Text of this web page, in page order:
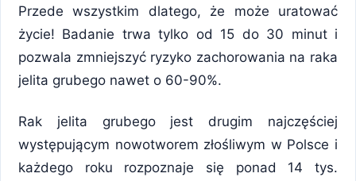
Przede wszystkim dlatego, że może uratować
życie! Badanie trwa tylko od 15 do 30 minut i
pozwala zmniejszyć ryzyko zachorowania na raka
jelita grubego nawet o 60-90%.
Rak jelita grubego jest drugim najczęściej
występującym nowotworem złośliwym w Polsce i
każdego roku rozpoznaje się ponad 14 tys.